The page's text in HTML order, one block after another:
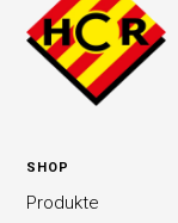
SHOP
Produkte